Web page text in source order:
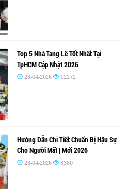
Top 5 Nhà Tang Lễ Tốt Nhất Tại
TpHCM Cập Nhật 2026
28-04-2026 12272
Hướng Dẫn Chi Tiết Chuẩn Bị Hậu Sự
Cho Người Mất | Mới 2026
28-04-2026 8380